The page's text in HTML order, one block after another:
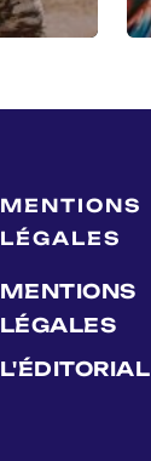
MENTIONS
LÉGALES
MENTIONS
LÉGALES
L'ÉDITORIAL